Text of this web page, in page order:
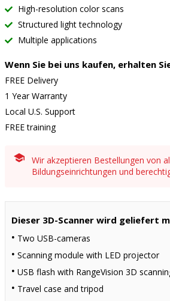
High-resolution color scans
Structured light technology
Multiple applications
Wenn Sie bei uns kaufen, erhalten
FREE Delivery
1 Year Warranty
Local U.S. Support
FREE training
Wir akzeptieren Bestellungen von
Bildungseinrichtungen und
Dieser 3D-Scanner wird geliefert
Two USB-cameras
Scanning module with LED projector
USB flash with RangeVision 3D
Travel case and tripod